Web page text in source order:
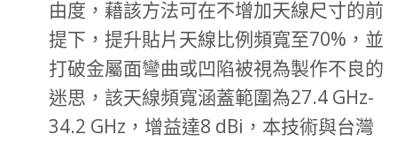
由度，藉該方法可在不增加天線尺寸的前
提下，提升貼片天線比例頻寬至70%，並
打破金屬面彎曲或凹陷被視為製作不良的
迷思，該天線頻寬涵蓋範圍為27.4 GHz-
34.2 GHz，增益達8 dBi，本技術與台灣